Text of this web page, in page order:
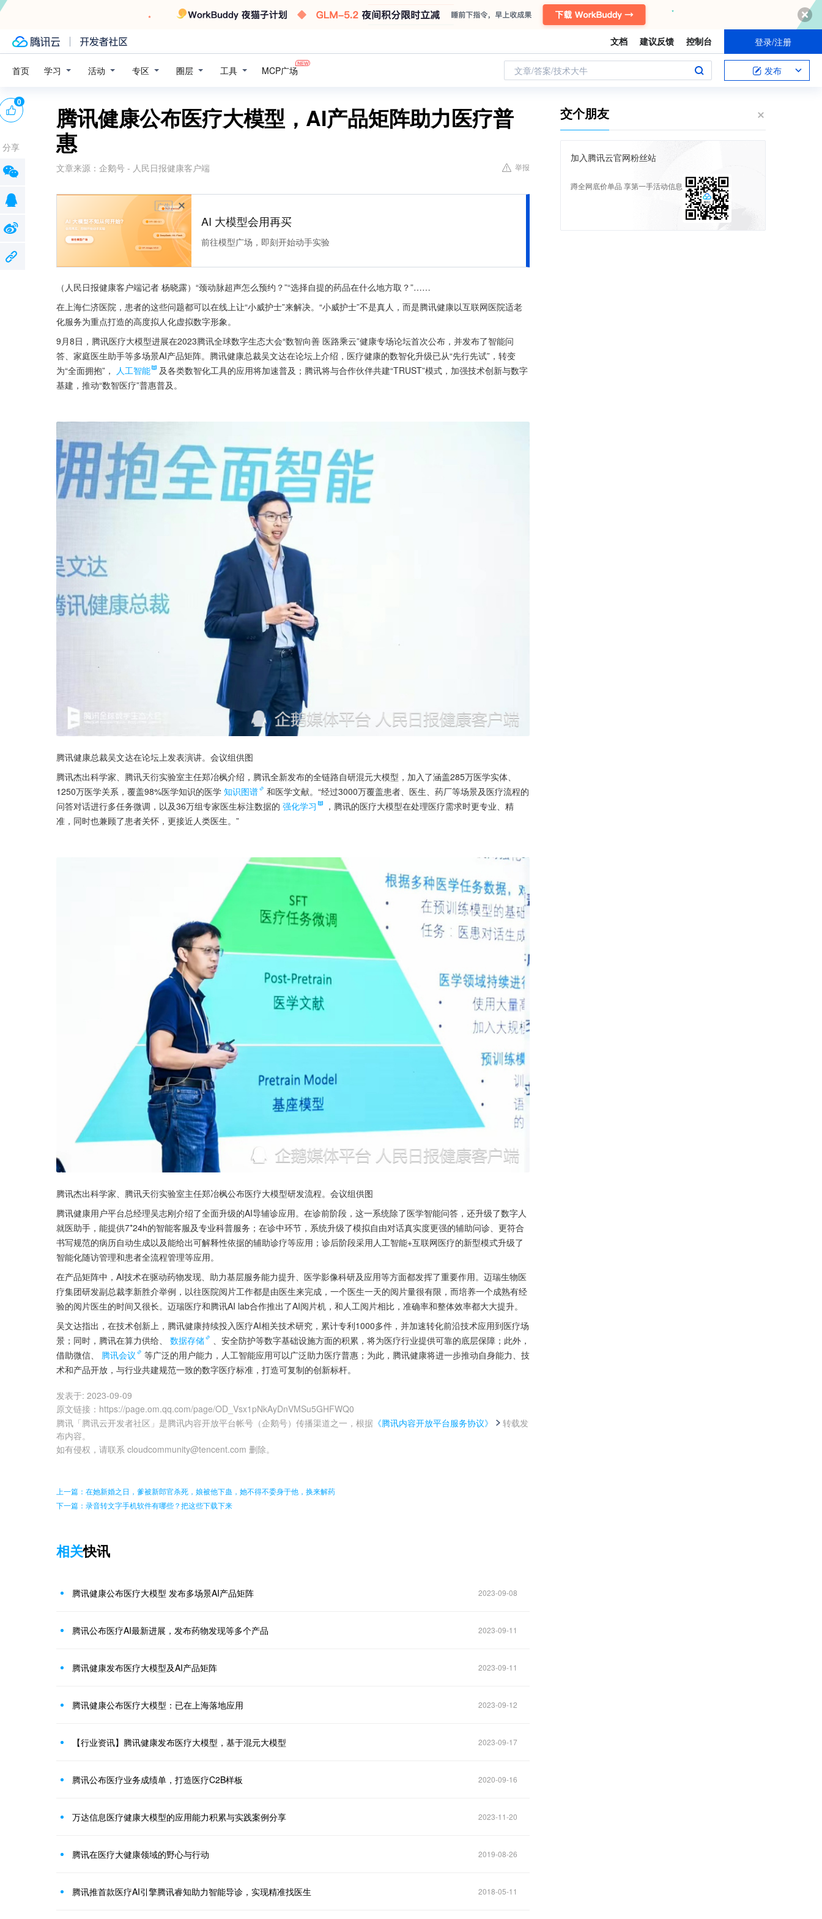
文档 建议反馈 控制台 登录/注册
首页 学习 活动 专区 圈层 工具 MCP广场 文章/答案/技术大牛 发布
腾讯健康公布医疗大模型，AI产品矩阵助力医疗普
惠
文章来源： 企鹅号 - 人民日报健康客户端 举报
广告
AI 大模型会用再买
前往模型广场，即刻开始动手实验
（人民日报健康客户端记者 杨晓露）“颈动脉超声怎么预约？”“选择自提的药品在什么地方取？”……
在上海仁济医院，患者的这些问题都可以在线上让“小威护士”来解决。“小威护士”不是真人，而是腾讯健康以互联网医院适老
化服务为重点打造的高度拟人化虚拟数字形象。
9月8日，腾讯医疗大模型进展在2023腾讯全球数字生态大会“数智向善 医路乘云”健康专场论坛首次公布，并发布了智能问
答、家庭医生助手等多场景AI产品矩阵。腾讯健康总裁吴文达在论坛上介绍，医疗健康的数智化升级已从“先行先试”，转变
为“全面拥抱”， 人工智能
及各类数智化工具的应用将加速普及；腾讯将与合作伙伴共建“TRUST”模式，加强技术创新与数字
基建，推动“数智医疗”普惠普及。
腾讯健康总裁吴文达在论坛上发表演讲。会议组供图
腾讯杰出科学家、腾讯天衍实验室主任郑冶枫介绍，腾讯全新发布的全链路自研混元大模型，加入了涵盖285万医学实体、
1250万医学关系，覆盖98%医学知识的医学 知识图谱
和医学文献。“经过3000万覆盖患者、医生、药厂等场景及医疗流程的
问答对话进行多任务微调，以及36万组专家医生标注数据的 强化学习
，腾讯的医疗大模型在处理医疗需求时更专业、精
准，同时也兼顾了患者关怀，更接近人类医生。”
腾讯杰出科学家、腾讯天衍实验室主任郑冶枫公布医疗大模型研发流程。会议组供图
腾讯健康用户平台总经理吴志刚介绍了全面升级的AI导辅诊应用。在诊前阶段，这一系统除了医学智能问答，还升级了数字人
就医助手，能提供7*24h的智能客服及专业科普服务；在诊中环节，系统升级了模拟自由对话真实度更强的辅助问诊、更符合
书写规范的病历自动生成以及能给出可解释性依据的辅助诊疗等应用；诊后阶段采用人工智能+互联网医疗的新型模式升级了
智能化随访管理和患者全流程管理等应用。
在产品矩阵中，AI技术在驱动药物发现、助力基层服务能力提升、医学影像科研及应用等方面都发挥了重要作用。迈瑞生物医
疗集团研发副总裁李新胜介举例，以往医院阅片工作都是由医生来完成，一个医生一天的阅片量很有限，而培养一个成熟有经
验的阅片医生的时间又很长。迈瑞医疗和腾讯AI lab合作推出了AI阅片机，和人工阅片相比，准确率和整体效率都大大提升。
吴文达指出，在技术创新上，腾讯健康持续投入医疗AI相关技术研究，累计专利1000多件，并加速转化前沿技术应用到医疗场
景；同时，腾讯在算力供给、
数据存储
、安全防护等数字基础设施方面的积累，将为医疗行业提供可靠的底层保障；此外，
借助微信、
腾讯会议
等广泛的用户能力，人工智能应用可以广泛助力医疗普惠；为此，腾讯健康将进一步推动自身能力、技
术和产品开放，与行业共建规范一致的数字医疗标准，打造可复制的创新标杆。
发表于: 2023-09-09
原文链接 ： https://page.om.qq.com/page/OD_Vsx1pNkAyDnVMSu5GHFWQ0
腾讯「腾讯云开发者社区」是腾讯内容开放平台帐号（企鹅号）传播渠道之一，根据 《腾讯内容开放平台服务协议》
转载发
布内容。
如有侵权，请联系 cloudcommunity@tencent.com 删除。
0
分享
上一篇：在她新婚之日，爹被新郎官杀死，娘被他下蛊，她不得不委身于他，换来解药
下一篇：录音转文字手机软件有哪些？把这些下载下来
相关快讯
腾讯健康公布医疗大模型 发布多场景AI产品矩阵 2023-09-08
腾讯公布医疗AI最新进展，发布药物发现等多个产品 2023-09-11
腾讯健康发布医疗大模型及AI产品矩阵 2023-09-11
腾讯健康公布医疗大模型：已在上海落地应用 2023-09-12
【行业资讯】腾讯健康发布医疗大模型，基于混元大模型 2023-09-17
腾讯公布医疗业务成绩单，打造医疗C2B样板 2020-09-16
万达信息医疗健康大模型的应用能力积累与实践案例分享 2023-11-20
腾讯在医疗大健康领域的野心与行动 2019-08-26
腾讯推首款医疗AI引擎腾讯睿知助力智能导诊，实现精准找医生 2018-05-11
交个朋友
加入腾讯云官网粉丝站
蹲全网底价单品 享第一手活动信息